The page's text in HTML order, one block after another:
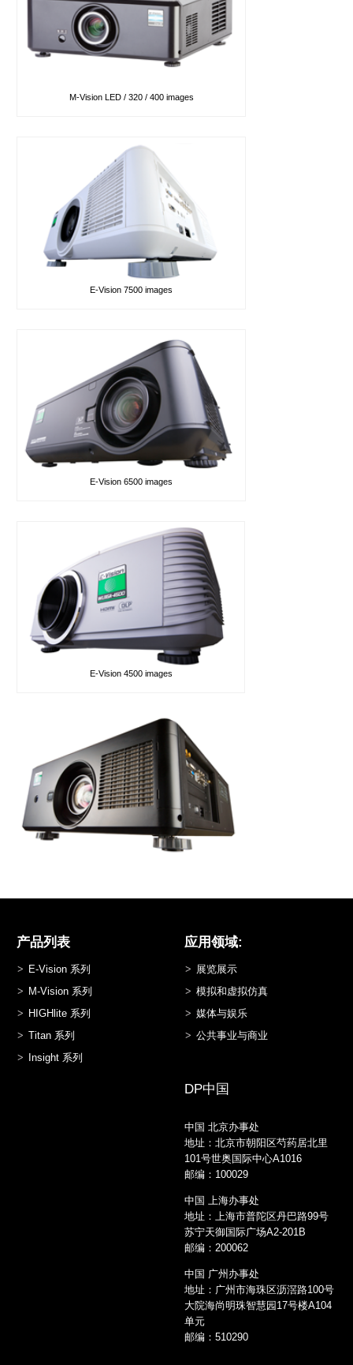
M-Vision LED / 320 / 400 images
E-Vision 7500 images
E-Vision 6500 images
E-Vision 4500 images
产品列表
E-Vision 系列
M-Vision 系列
HIGHlite 系列
Titan 系列
Insight 系列
应用领域:
展览展示
模拟和虚拟仿真
媒体与娱乐
公共事业与商业
DP中国
中国 北京办事处
地址：北京市朝阳区芍药居北里
101号世奥国际中心A1016
邮编：100029
中国 上海办事处
地址：上海市普陀区丹巴路99号
苏宁天御国际广场A2-201B
邮编：200062
中国 广州办事处
地址：广州市海珠区沥滘路100号
大院海尚明珠智慧园17号楼A104
单元
邮编：510290